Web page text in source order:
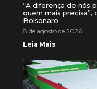
“A diferença de nós
quem mais precisa”,
Bolsonaro
8 de agosto de 2026
Leia Mais